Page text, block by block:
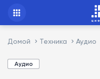
Домой Техника Аудио
Аудио